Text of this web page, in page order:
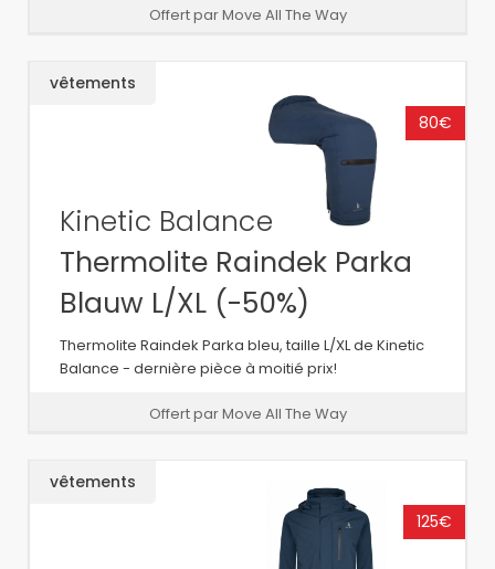
Offert par Move All The Way
vêtements
80€
Kinetic Balance
Thermolite Raindek Parka
Blauw L/XL (-50%)
Thermolite Raindek Parka bleu, taille L/XL de Kinetic
Balance - dernière pièce à moitié prix!
Offert par Move All The Way
vêtements
125€